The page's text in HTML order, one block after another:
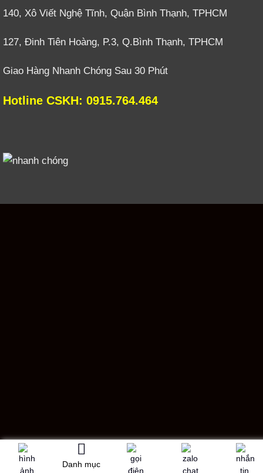
140, Xô Viết Nghệ Tĩnh, Quận Bình Thạnh, TPHCM
127, Đinh Tiên Hoàng, P.3, Q.Bình Thạnh, TPHCM
Giao Hàng Nhanh Chóng Sau 30 Phút
Hotline CSKH: 0915.764.464
Danh mục